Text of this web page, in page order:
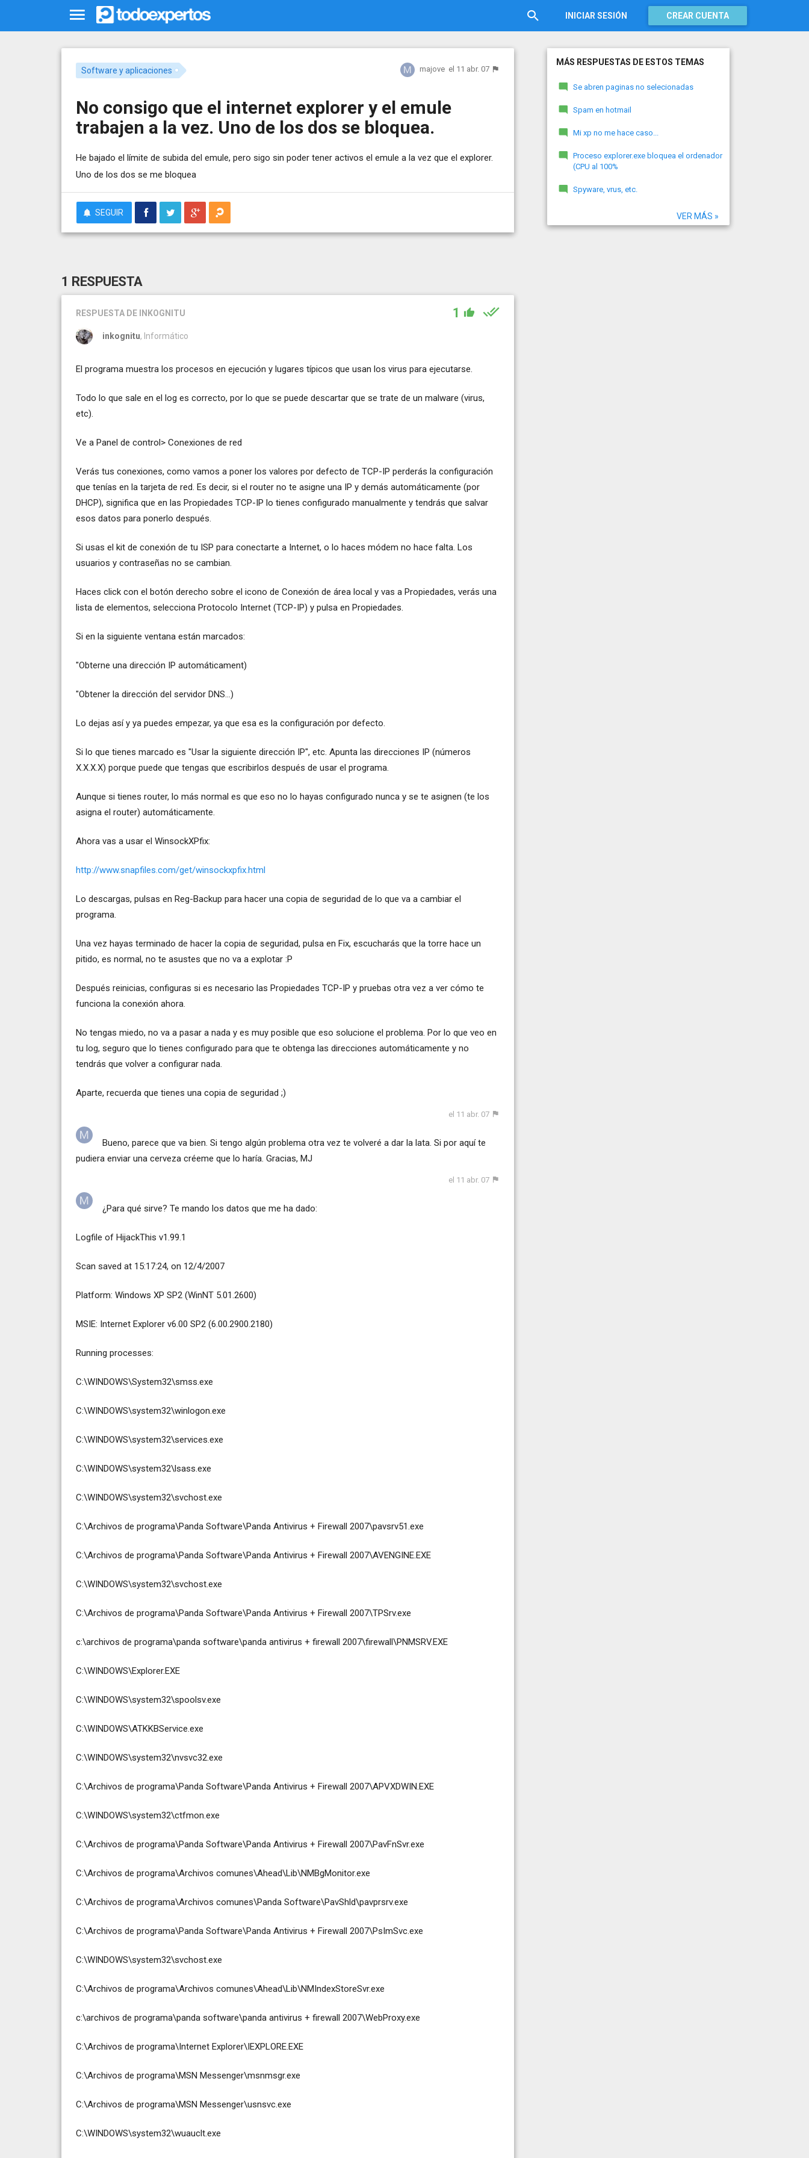
INICIAR SESIÓN CREAR CUENTA
Software y aplicaciones majove el 11 abr. 07
No consigo que el internet explorer y el emule
trabajen a la vez. Uno de los dos se bloquea.
He bajado el límite de subida del emule, pero sigo sin poder tener activos el emule a la vez que el explorer.
Uno de los dos se me bloquea
SEGUIR
1 RESPUESTA
RESPUESTA DE INKOGNITU 1
inkognitu, Informático
El programa muestra los procesos en ejecución y lugares típicos que usan los virus para ejecutarse.
Todo lo que sale en el log es correcto, por lo que se puede descartar que se trate de un malware (virus,
etc).
Ve a Panel de control> Conexiones de red
Verás tus conexiones, como vamos a poner los valores por defecto de TCP-IP perderás la configuración
que tenías en la tarjeta de red. Es decir, si el router no te asigne una IP y demás automáticamente (por
DHCP), significa que en las Propiedades TCP-IP lo tienes configurado manualmente y tendrás que salvar
esos datos para ponerlo después.
Si usas el kit de conexión de tu ISP para conectarte a Internet, o lo haces módem no hace falta. Los
usuarios y contraseñas no se cambian.
Haces click con el botón derecho sobre el icono de Conexión de área local y vas a Propiedades, verás una
lista de elementos, selecciona Protocolo Internet (TCP-IP) y pulsa en Propiedades.
Si en la siguiente ventana están marcados:
"Obterne una dirección IP automáticament)
"Obtener la dirección del servidor DNS...)
Lo dejas así y ya puedes empezar, ya que esa es la configuración por defecto.
Si lo que tienes marcado es "Usar la siguiente dirección IP", etc. Apunta las direcciones IP (números
X.X.X.X) porque puede que tengas que escribirlos después de usar el programa.
Aunque si tienes router, lo más normal es que eso no lo hayas configurado nunca y se te asignen (te los
asigna el router) automáticamente.
Ahora vas a usar el WinsockXPfix:
http://www.snapfiles.com/get/winsockxpfix.html
Lo descargas, pulsas en Reg-Backup para hacer una copia de seguridad de lo que va a cambiar el
programa.
Una vez hayas terminado de hacer la copia de seguridad, pulsa en Fix, escucharás que la torre hace un
pitido, es normal, no te asustes que no va a explotar :P
Después reinicias, configuras si es necesario las Propiedades TCP-IP y pruebas otra vez a ver cómo te
funciona la conexión ahora.
No tengas miedo, no va a pasar a nada y es muy posible que eso solucione el problema. Por lo que veo en
tu log, seguro que lo tienes configurado para que te obtenga las direcciones automáticamente y no
tendrás que volver a configurar nada.
Aparte, recuerda que tienes una copia de seguridad ;)
el 11 abr. 07
Bueno, parece que va bien. Si tengo algún problema otra vez te volveré a dar la lata. Si por aquí te
pudiera enviar una cerveza créeme que lo haría. Gracias, MJ
el 11 abr. 07
¿Para qué sirve? Te mando los datos que me ha dado:
Logfile of HijackThis v1.99.1
Scan saved at 15:17:24, on 12/4/2007
Platform: Windows XP SP2 (WinNT 5.01.2600)
MSIE: Internet Explorer v6.00 SP2 (6.00.2900.2180)
Running processes:
C:\WINDOWS\System32\smss.exe
C:\WINDOWS\system32\winlogon.exe
C:\WINDOWS\system32\services.exe
C:\WINDOWS\system32\lsass.exe
C:\WINDOWS\system32\svchost.exe
C:\Archivos de programa\Panda Software\Panda Antivirus + Firewall 2007\pavsrv51.exe
C:\Archivos de programa\Panda Software\Panda Antivirus + Firewall 2007\AVENGINE.EXE
C:\WINDOWS\system32\svchost.exe
C:\Archivos de programa\Panda Software\Panda Antivirus + Firewall 2007\TPSrv.exe
c:\archivos de programa\panda software\panda antivirus + firewall 2007\firewall\PNMSRV.EXE
C:\WINDOWS\Explorer.EXE
C:\WINDOWS\system32\spoolsv.exe
C:\WINDOWS\ATKKBService.exe
C:\WINDOWS\system32\nvsvc32.exe
C:\Archivos de programa\Panda Software\Panda Antivirus + Firewall 2007\APVXDWIN.EXE
C:\WINDOWS\system32\ctfmon.exe
C:\Archivos de programa\Panda Software\Panda Antivirus + Firewall 2007\PavFnSvr.exe
C:\Archivos de programa\Archivos comunes\Ahead\Lib\NMBgMonitor.exe
C:\Archivos de programa\Archivos comunes\Panda Software\PavShld\pavprsrv.exe
C:\Archivos de programa\Panda Software\Panda Antivirus + Firewall 2007\PsImSvc.exe
C:\WINDOWS\system32\svchost.exe
C:\Archivos de programa\Archivos comunes\Ahead\Lib\NMIndexStoreSvr.exe
c:\archivos de programa\panda software\panda antivirus + firewall 2007\WebProxy.exe
C:\Archivos de programa\Internet Explorer\IEXPLORE.EXE
C:\Archivos de programa\MSN Messenger\msnmsgr.exe
C:\Archivos de programa\MSN Messenger\usnsvc.exe
C:\WINDOWS\system32\wuauclt.exe
MÁS RESPUESTAS DE ESTOS TEMAS
Se abren paginas no selecionadas
Spam en hotmail
Mi xp no me hace caso...
Proceso explorer.exe bloquea el ordenador
(CPU al 100%
Spyware, vrus, etc.
VER MÁS »